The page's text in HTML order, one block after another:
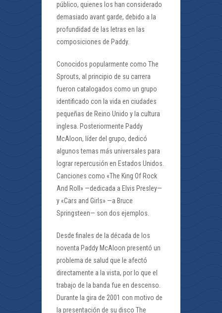
público, quienes los han considerado
demasiado avant garde, debido a la
profundidad de las letras en las
composiciones de Paddy.
Conocidos popularmente como The
Sprouts, al principio de su carrera
fueron catalogados como un grupo
identificado con la vida en ciudades
pequeñas de Reino Unido y la cultura
inglesa. Posteriormente Paddy
McAloon, líder del grupo, dedicó
algunos temas más universales para
lograr repercusión en Estados Unidos.
Canciones como «The King Of Rock
And Roll» —dedicada a Elvis Presley—
y «Cars and Girls» —a Bruce
Springsteen— son dos ejemplos.
Desde finales de la década de los
noventa Paddy McAloon presentó un
problema de salud que le afectó
directamente a la vista, por lo que el
trabajo de la banda fue en descenso.
Durante la gira de 2001 con motivo de
la presentación de su disco The